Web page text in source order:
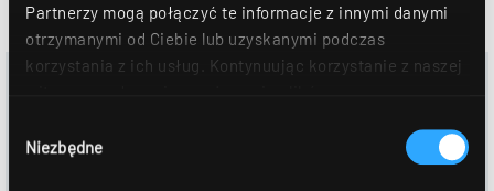
Partnerzy mogą połączyć te informacje z innymi danymi
otrzymanymi od Ciebie lub uzyskanymi podczas
korzystania z ich usług. Kontynuując korzystanie z naszej
szczegóły można znaleźć w naszym
oświadczeniu o
zgody
Niezbędne
Strumień świetlny (lm):